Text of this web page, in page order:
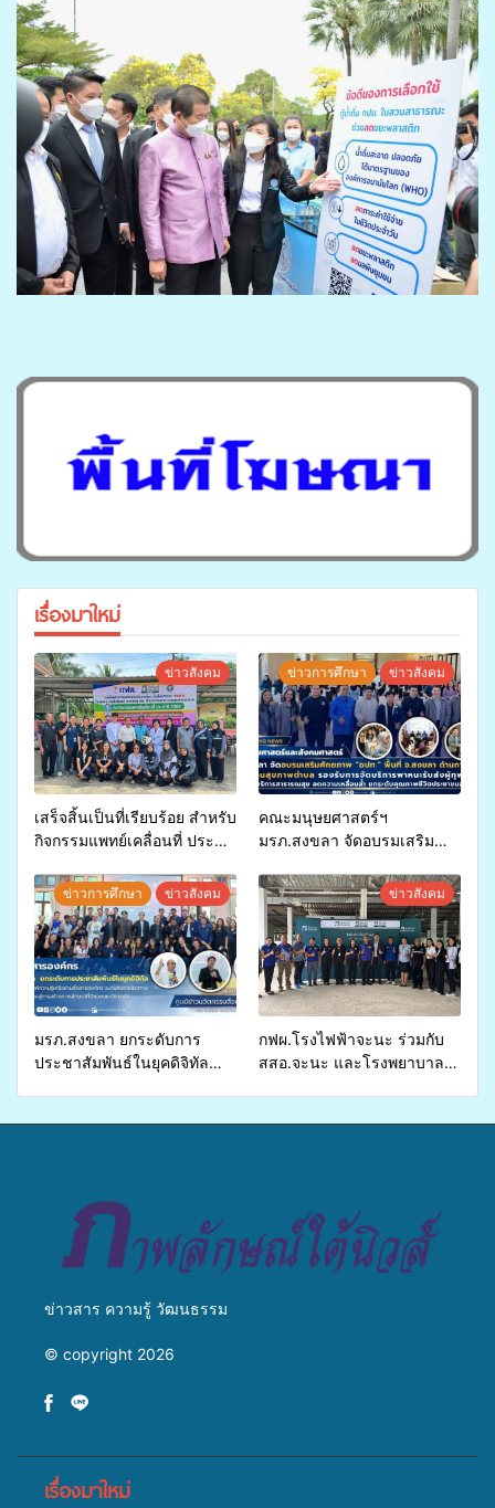
เรื่องมาใหม่
ข่าวสังคม
เสร็จสิ้นเป็นที่เรียบร้อย สำหรับ
กิจกรรมแพทย์เคลื่อนที่ ประจำ
สุขภาพแก่ประชาชนในพื้นที่
อำเภอจะนะ
ข่าวการศึกษา ข่าวสังคม
คณะมนุษยศาสตร์ฯ
มรภ.สงขลา จัดอบรมเสริม
จ่ายงบกองทุนสุขภาพตำบล
รองรับการจัดบริการพาหนะรับ
ส่งผู้ทุพพลภาพเพื่อเข้ารับ
บริการสาธารณสุข ลดความ
เหลื่อมล้ำ ยกระดับคุณภาพ
ชีวิตประชาชนอย่างยั่งยืน
ข่าวการศึกษา ข่าวสังคม
มรภ.สงขลา ยกระดับการ
ประชาสัมพันธ์ในยุคดิจิทัล
ข่าวสังคม
กฟผ.โรงไฟฟ้าจะนะ ร่วมกับ
สสอ.จะนะ และโรงพยาบาล
ข่าวสาร ความรู้ วัฒนธรรม
© copyright 2026
เรื่องมาใหม่